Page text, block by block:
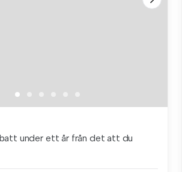
under ett år från det att du